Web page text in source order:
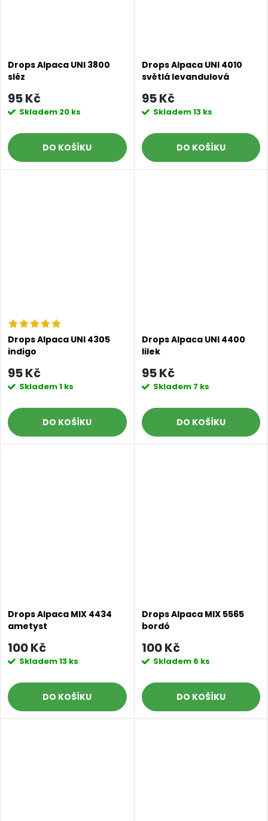
Drops Alpaca UNI 3800
sléz
95 Kč
Skladem 20 ks
DO KOŠÍKU
Drops Alpaca UNI 4010
světlá levandulová
95 Kč
Skladem13 ks
DO KOŠÍKU
Drops Alpaca UNI 4305
indigo
95 Kč
Skladem1 ks
DO KOŠÍKU
Drops Alpaca UNI 4400
lilek
95 Kč
Skladem 7 ks
DO KOŠÍKU
Drops Alpaca MIX 4434
ametyst
100 Kč
Skladem13 ks
DO KOŠÍKU
Drops Alpaca MIX 5565
bordó
100 Kč
Skladem 6 ks
DO KOŠÍKU